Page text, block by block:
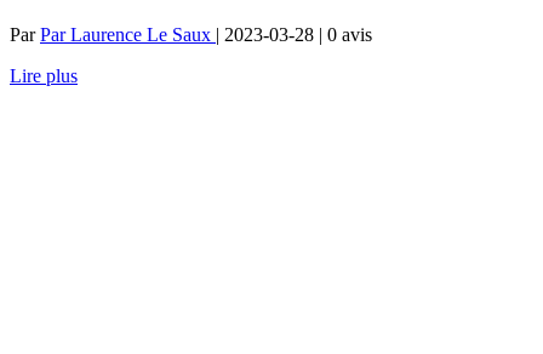
ParPar Laurence Le Saux | 2023-03-28 | 0 avis
Lire plus